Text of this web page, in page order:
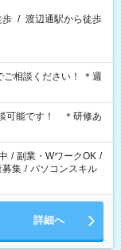
歩 / 渡辺通駅から徒歩
可能です！ ＊研修あ
/ 副業・WワークOK /
募集 / パソコンスキル
詳細へ